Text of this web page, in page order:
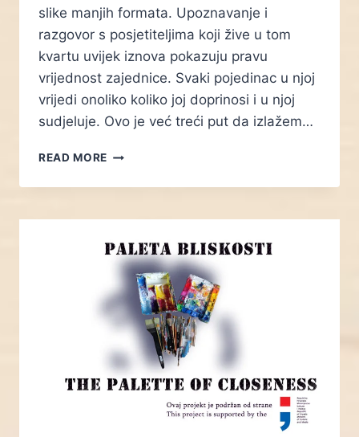
slike manjih formata. Upoznavanje i
razgovor s posjetiteljima koji žive u tom
kvartu uvijek iznova pokazuju pravu
vrijednost zajednice. Svaki pojedinac u njoj
vrijedi onoliko koliko joj doprinosi i u njoj
sudjeluje. Ovo je već treći put da izlažem…
READ MORE DAN
ODBORA